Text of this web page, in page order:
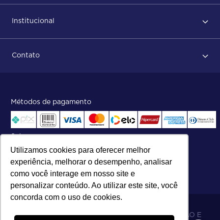
Utilizamos cookies para oferecer melhor
experiência, melhorar o desempenho, analisar
como você interage em nosso site e
personalizar conteúdo. Ao utilizar este site, você
concorda com o uso de cookies.
Após conclusão do pedido
Status do pedido e acompanhamento da entrega
Institucional
ISO
Contato
Central de atendimento:
Telefone:(27) 2121-9000
Segunda a Sexta das 8h às 17h30
Métodos de pagamento
Selos
06.698.001/0002-19 - MB 5 COMÉRCIO IMPORTAÇÃO E